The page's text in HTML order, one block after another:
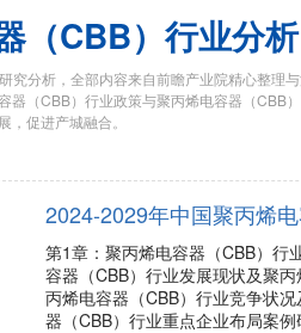
（CBB）行业分析
究分析，全部内容来自前瞻产业院精心整理
器（CBB）行业政策与聚丙烯电容器（CBB
，促进产城融合。
2024-2029年中国聚丙烯
第1章：聚丙烯电容器（CBB）行
容器（CBB）行业发展现状及聚
丙烯电容器（CBB）行业竞争状
器（CBB）行业重点企业布局案